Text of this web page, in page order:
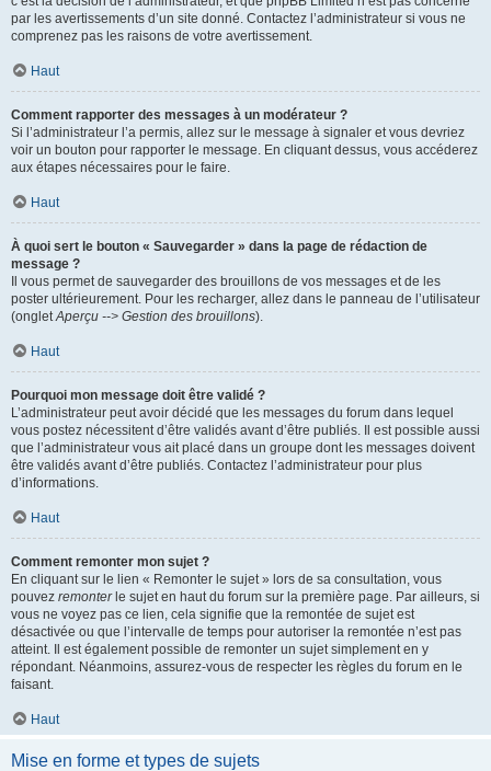
par les avertissements d’un site donné. Contactez l’administrateur si vous ne
comprenez pas les raisons de votre avertissement.
Haut
Comment rapporter des messages à un modérateur ?
Si l’administrateur l’a permis, allez sur le message à signaler et vous devriez
voir un bouton pour rapporter le message. En cliquant dessus, vous accéderez
aux étapes nécessaires pour le faire.
Haut
À quoi sert le bouton « Sauvegarder » dans la page de rédaction de
message ?
Il vous permet de sauvegarder des brouillons de vos messages et de les
poster ultérieurement. Pour les recharger, allez dans le panneau de l’utilisateur
(ongletAperçu --> Gestion des brouillons).
Haut
Pourquoi mon message doit être validé ?
L’administrateur peut avoir décidé que les messages du forum dans lequel
vous postez nécessitent d’être validés avant d’être publiés. Il est possible aussi
que l’administrateur vous ait placé dans un groupe dont les messages doivent
être validés avant d’être publiés. Contactez l’administrateur pour plus
d’informations.
Haut
Comment remonter mon sujet ?
En cliquant sur le lien « Remonter le sujet » lors de sa consultation, vous
pouvez remonterle sujet en haut du forum sur la première page. Par ailleurs, si
vous ne voyez pas ce lien, cela signifie que la remontée de sujet est
désactivée ou que l’intervalle de temps pour autoriser la remontée n’est pas
atteint. Il est également possible de remonter un sujet simplement en y
répondant. Néanmoins, assurez-vous de respecter les règles du forum en le
faisant.
Haut
Mise en forme et types de sujets